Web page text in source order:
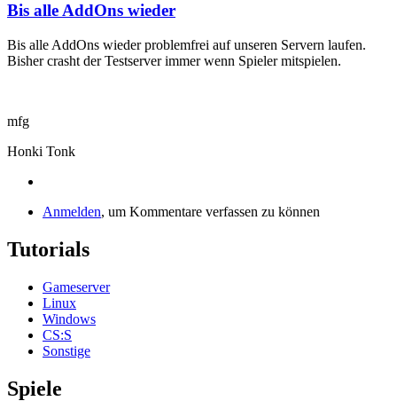
Antwort
auf
Server-
Probleme
Bis alle AddOns wieder
Bis alle AddOns wieder problemfrei auf unseren Servern laufen.
Bisher crasht der Testserver immer wenn Spieler mitspielen.
mfg
Honki Tonk
Anmelden, um Kommentare verfassen zu können
Tutorials
Gameserver
Linux
Windows
CS:S
Sonstige
Spiele